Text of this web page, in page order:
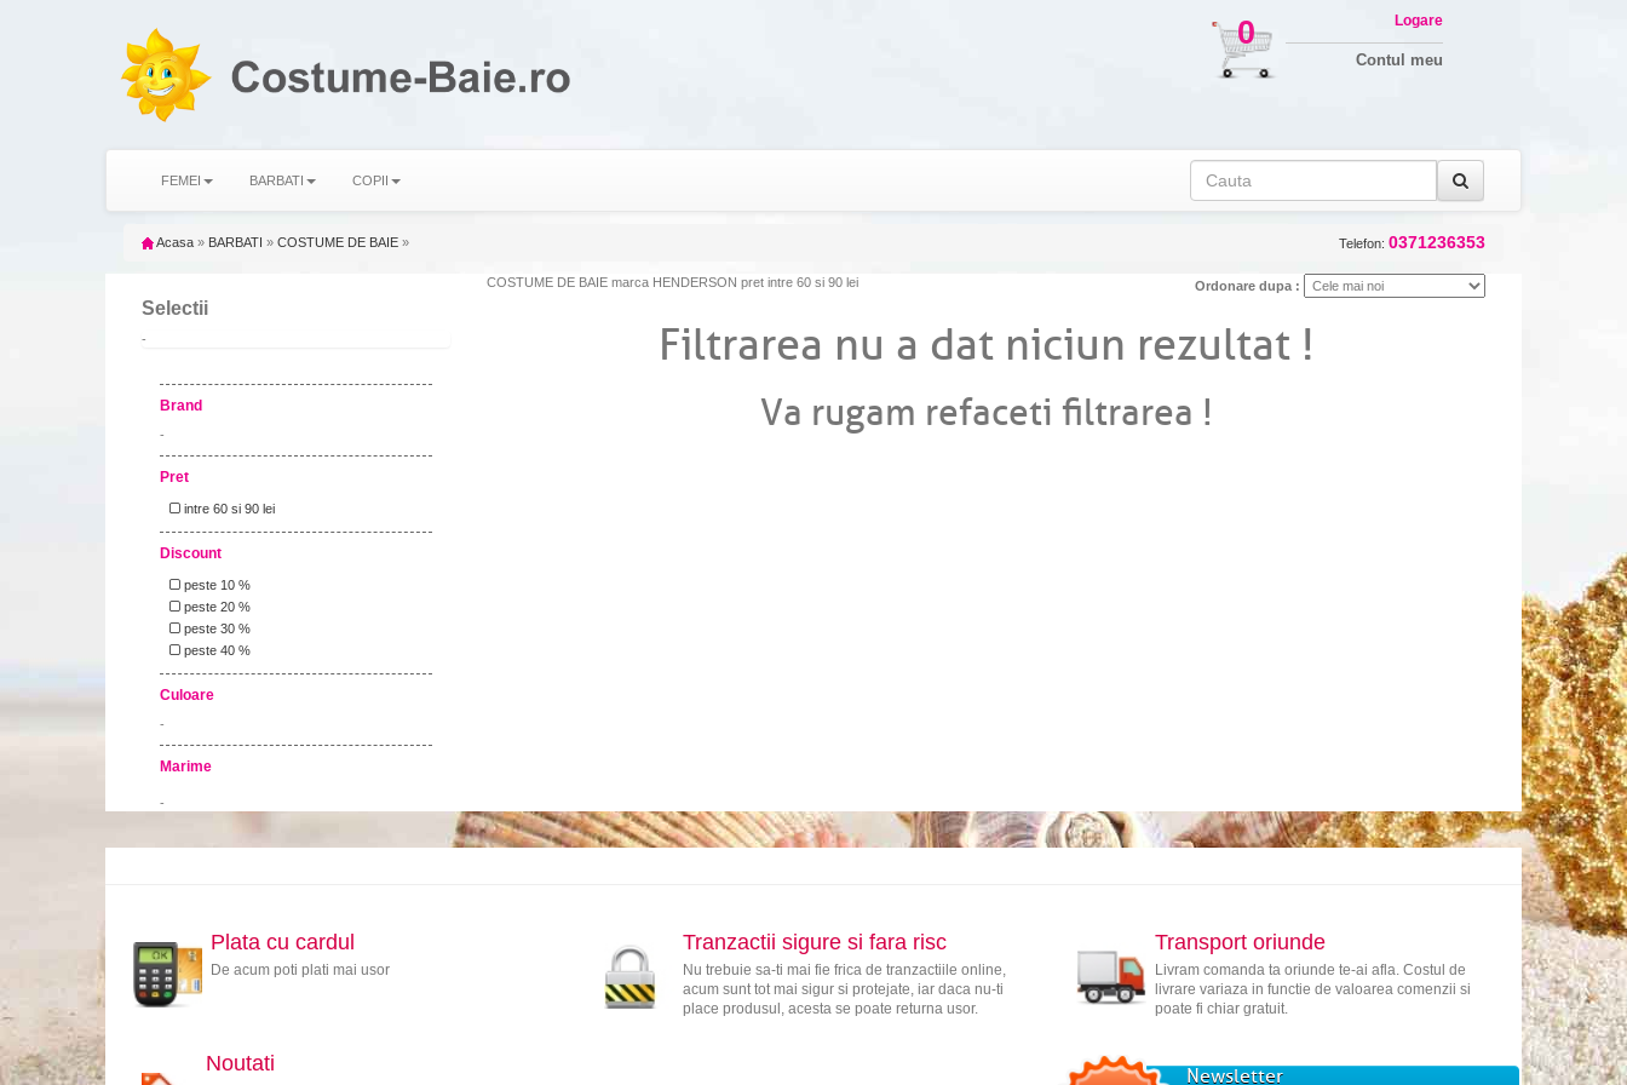
0 Logare
Contul meu
FEMEI BARBATI COPII
Acasa » BARBATI » COSTUME DE BAIE » Telefon: 0371236353
Selectii
-
Brand
-
Pret
intre 60 si 90 lei
Discount
peste 10 %
peste 20 %
peste 30 %
peste 40 %
Culoare
-
Marime
-
COSTUME DE BAIE marca HENDERSON pret intre 60 si 90 lei Ordonare dupa :
Filtrarea nu a dat niciun rezultat !
Va rugam refaceti filtrarea !
Plata cu cardul
De acum poti plati mai usor
Tranzactii sigure si fara risc
Nu trebuie sa-ti mai fie frica de tranzactiile online,
acum sunt tot mai sigur si protejate, iar daca nu-ti
place produsul, acesta se poate returna usor.
Transport oriunde
Livram comanda ta oriunde te-ai afla. Costul de
livrare variaza in functie de valoarea comenzii si
poate fi chiar gratuit.
Noutati
Newsletter